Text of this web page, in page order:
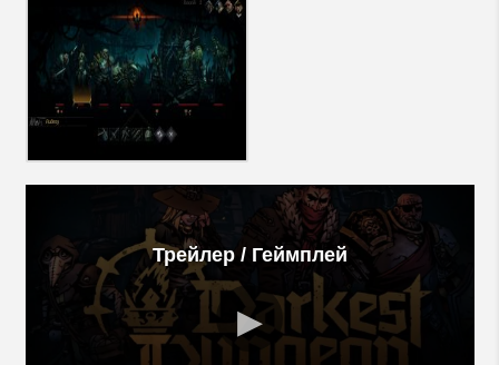
Трейлер / Геймплей